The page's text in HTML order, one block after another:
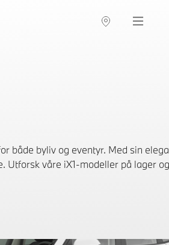
Navigation
både byliv og eventyr. Med sin
våre iX1-modeller på lager